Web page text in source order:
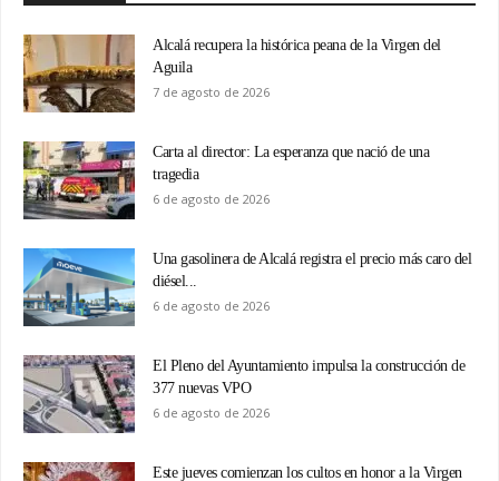
Alcalá recupera la histórica peana de la Virgen del
Aguila
7 de agosto de 2026
Carta al director: La esperanza que nació de una
tragedia
6 de agosto de 2026
Una gasolinera de Alcalá registra el precio más caro del
diésel...
6 de agosto de 2026
El Pleno del Ayuntamiento impulsa la construcción de
377 nuevas VPO
6 de agosto de 2026
Este jueves comienzan los cultos en honor a la Virgen